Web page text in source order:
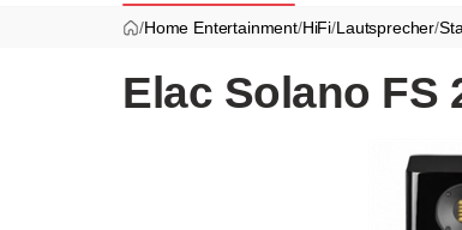
/Home Entertainment/HiFi/Lautsprecher/
Elac Solano FS